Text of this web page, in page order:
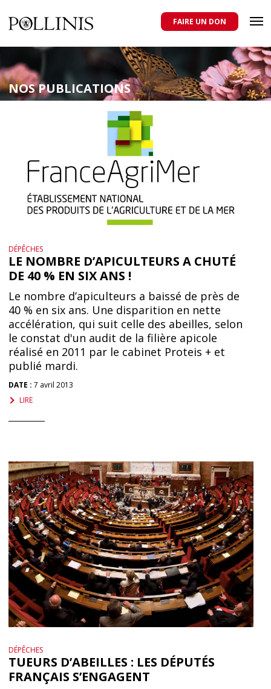
contenu
principal
domestiques et sauvages, et pour une agriculture qui respecte tous
les pollinisateurs
FAIRE UN DON
NOS PUBLICATIONS
DÉPÊCHES
LE NOMBRE D’APICULTEURS A CHUTÉ
DE 40 % EN SIX ANS !
Le nombre d’apiculteurs a baissé de près de
40 % en six ans. Une disparition en nette
accélération, qui suit celle des abeilles, selon
le constat d'un audit de la filière apicole
réalisé en 2011 par le cabinet Proteis + et
publié mardi.
DATE : 7 avril 2013
LIRE
DÉPÊCHES
TUEURS D’ABEILLES : LES DÉPUTÉS
FRANÇAIS S’ENGAGENT